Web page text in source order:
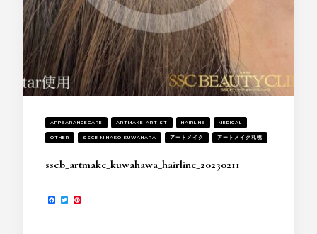
APPEARANCECARE ARTMAKE ARTIST HAIRLINE MEDICAL
OTHER SSCB MINAKO KUWAHARA アートメイク アートメイク札幌
sscb_artmake_kuwahawa_hairline_20230211
Facebook
Twitter